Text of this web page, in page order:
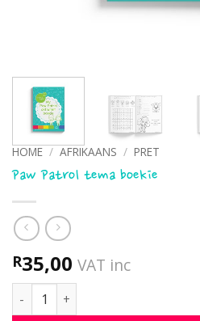
HOME / AFRIKAANS / PRET
Paw Patrol tema boekie
R35,00 VAT inc
Paw Patrol tema boekie quantity